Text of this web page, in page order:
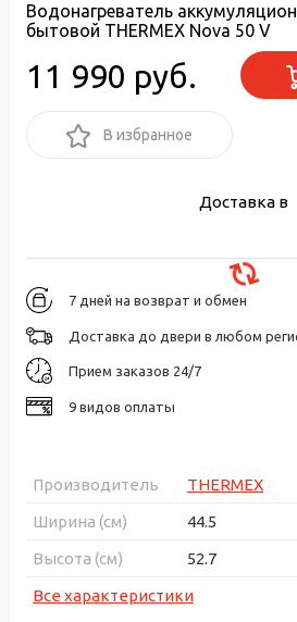
Водонагреватель
бытовой THERMEX Nova 50 V
11 990 руб.
В избранное
Доставка в
7 дней на возврат и обмен
Доставка до двери в любом
Прием заказов 24/7
9 видов оплаты
Производитель
THERMEX
Ширина (см)
44.5
Высота (см)
52.7
Все характеристики